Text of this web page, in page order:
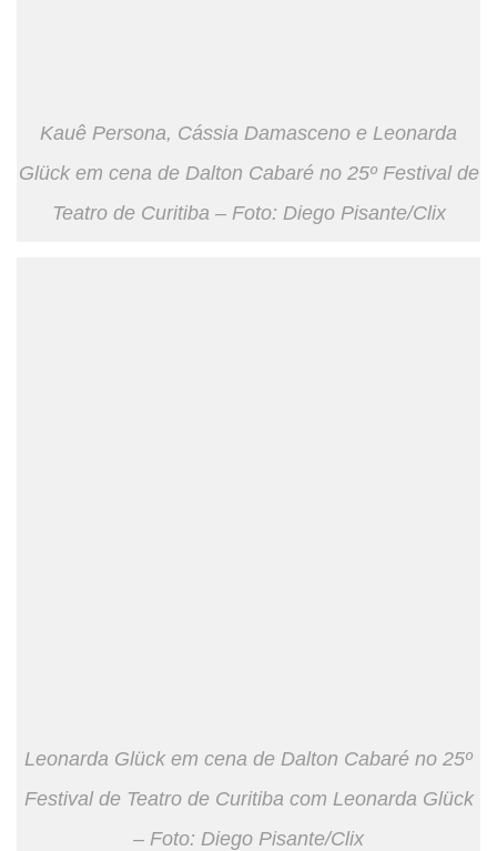
Kauê Persona, Cássia Damasceno e Leonarda
Glück em cena de Dalton Cabaré no 25º Festival de
Teatro de Curitiba – Foto: Diego Pisante/Clix
Leonarda Glück em cena de Dalton Cabaré no 25º
Festival de Teatro de Curitiba com Leonarda Glück
– Foto: Diego Pisante/Clix